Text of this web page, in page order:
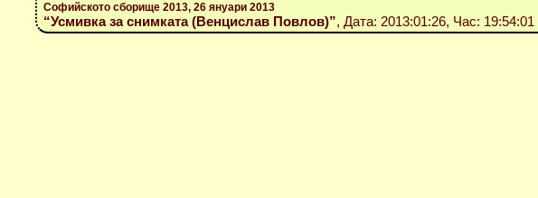
Софийското сборище 2013, 26 януари 2013
“Усмивка за снимката (Венцислав Повлов)”, Дата: 2013:01:26, Час: